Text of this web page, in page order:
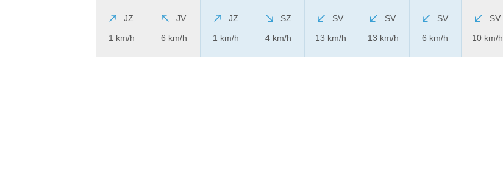
JZ
1 km/h
JV
6 km/h
JZ
1 km/h
SZ
4 km/h
SV
13 km/h
SV
13 km/h
SV
6 km/h
SV
10 km/h